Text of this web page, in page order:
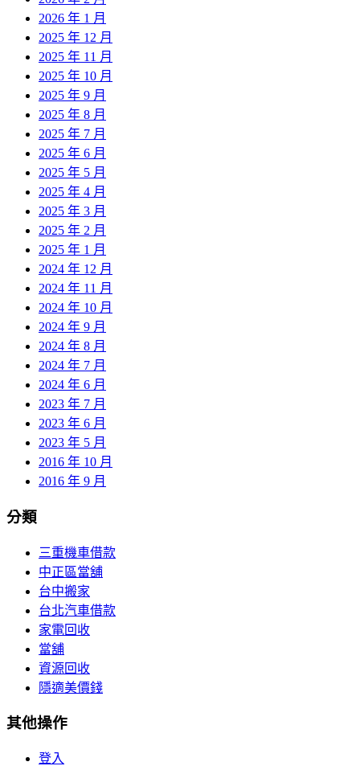
2026 年 1 月
2025 年 12 月
2025 年 11 月
2025 年 10 月
2025 年 9 月
2025 年 8 月
2025 年 7 月
2025 年 6 月
2025 年 5 月
2025 年 4 月
2025 年 3 月
2025 年 2 月
2025 年 1 月
2024 年 12 月
2024 年 11 月
2024 年 10 月
2024 年 9 月
2024 年 8 月
2024 年 7 月
2024 年 6 月
2023 年 7 月
2023 年 6 月
2023 年 5 月
2016 年 10 月
2016 年 9 月
分類
三重機車借款
中正區當舖
台中搬家
台北汽車借款
家電回收
當舖
資源回收
隱適美價錢
其他操作
登入